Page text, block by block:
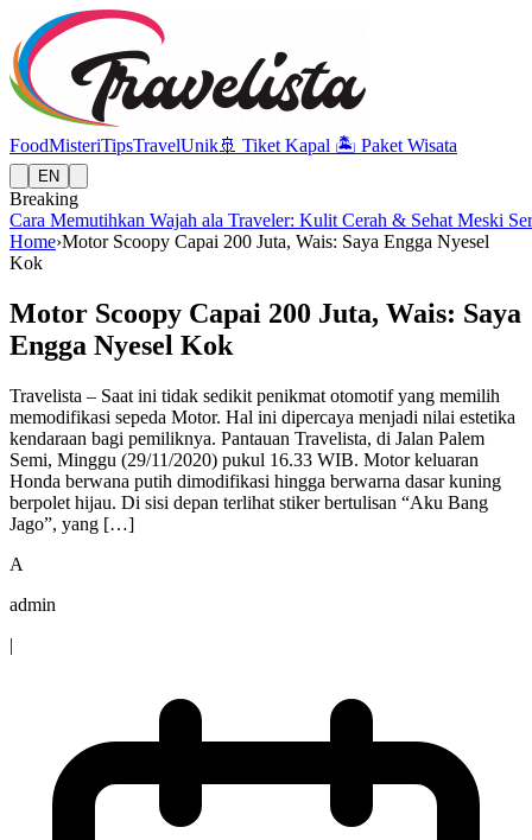
FoodMisteriTipsTravelUnik🚢 Tiket Kapal 🏝️ Paket Wisata
EN
Breaking
Cara Memutihkan Wajah ala Traveler: Kulit Cerah & Sehat Meski
Home›Motor Scoopy Capai 200 Juta, Wais: Saya Engga Nyesel
Kok
Motor Scoopy Capai 200 Juta, Wais: Saya
Engga Nyesel Kok
Travelista – Saat ini tidak sedikit penikmat otomotif yang memilih
memodifikasi sepeda Motor. Hal ini dipercaya menjadi nilai estetika
kendaraan bagi pemiliknya. Pantauan Travelista, di Jalan Palem
Semi, Minggu (29/11/2020) pukul 16.33 WIB. Motor keluaran
Honda berwana putih dimodifikasi hingga berwarna dasar kuning
berpolet hijau. Di sisi depan terlihat stiker bertulisan “Aku Bang
Jago”, yang […]
A
admin
|